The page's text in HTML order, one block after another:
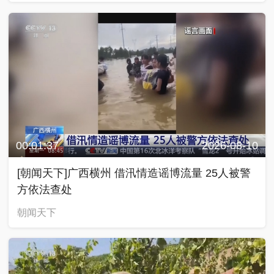
00:01:37 2026-08-10
[朝闻天下]广西横州 借汛情造谣博流量 25人被警
方依法查处
朝闻天下